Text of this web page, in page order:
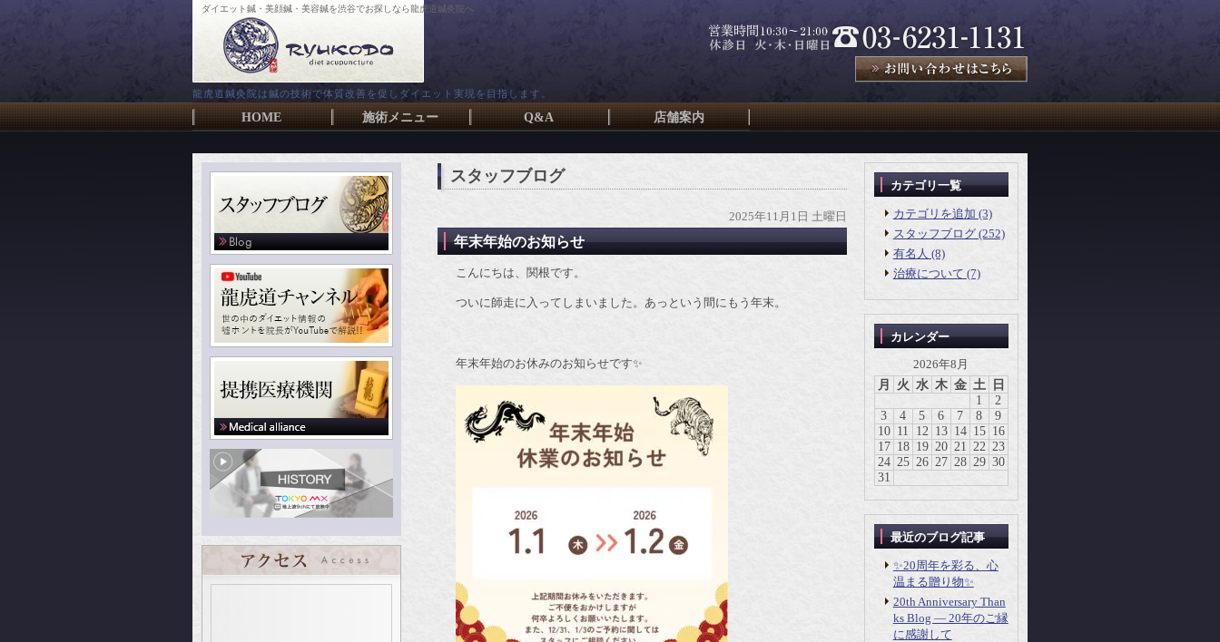
ダイエット鍼・美顔鍼・美容鍼を渋谷でお探しなら龍虎道鍼灸院へ
龍虎道鍼灸院は鍼の技術で体質改善を促しダイエット実現を目指します。
HOME 施術メニュー Q&A 店舗案内
スタッフブログ
2025年11月1日 土曜日
年末年始のお知らせ
こんにちは、関根です。
ついに師走に入ってしまいました。あっという間にもう年末。
年末年始のお休みのお知らせです✨
カテゴリ一覧
カテゴリを追加 (3)
スタッフブログ (252)
有名人 (8)
治療について (7)
カレンダー
2026年8月
月
火 水 木 金 土
日
1
2
3
4 5 6 7 8
9
10 11 12 13 14 15 16
17 18 19 20 21 22 23
24 25 26 27 28 29 30
31
最近のブログ記事
✨20周年を彩る、心
温まる贈り物✨
20th Anniversary Than
ks Blog ― 20年のご縁
に感謝して